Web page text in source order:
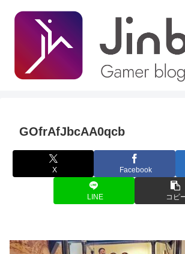
GOfrAfJbcAA0qcb
X Facebook
LINE コピ